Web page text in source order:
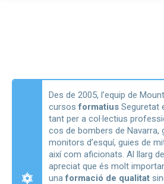
Des de 2005, l’equip de
cursosformatius Seguretat
tant per a col·lectius
cos de bombers de Navarra,
monitors d’esquí, guies de
així com aficionats. Al llarg
apreciat que és molt
unaformació de qualitat